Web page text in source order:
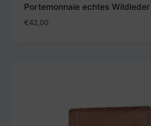
Portemonnaie echtes
€42,00